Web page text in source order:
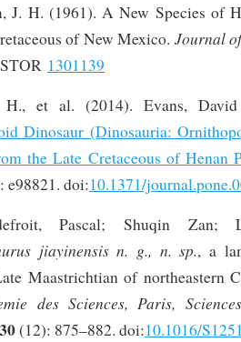
J. H. (1961). A New Species of
of New Mexico. Journal
1301139
H., et al. (2014). Evans,
Dinosaur (Dinosauria:
the Late Cretaceous of Henan
e98821. doi:10.1371/
Pascal; Shuqin Zan;
jiayinensis n. g., n. sp., a
Maastrichtian of northeastern
des Sciences, Paris,
(12): 875–882. doi:10.1016/